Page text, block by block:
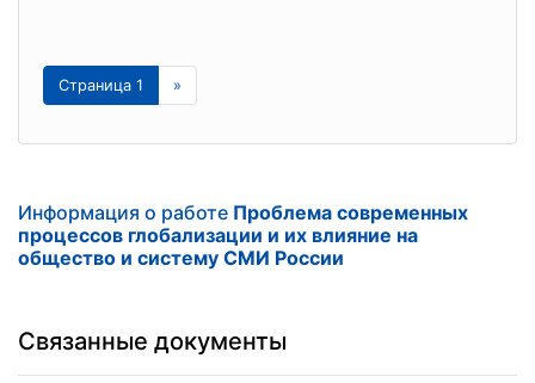
Страница 1 »
Информация о работе Проблема современных
процессов глобализации и их влияние на
общество и систему СМИ России
Связанные документы